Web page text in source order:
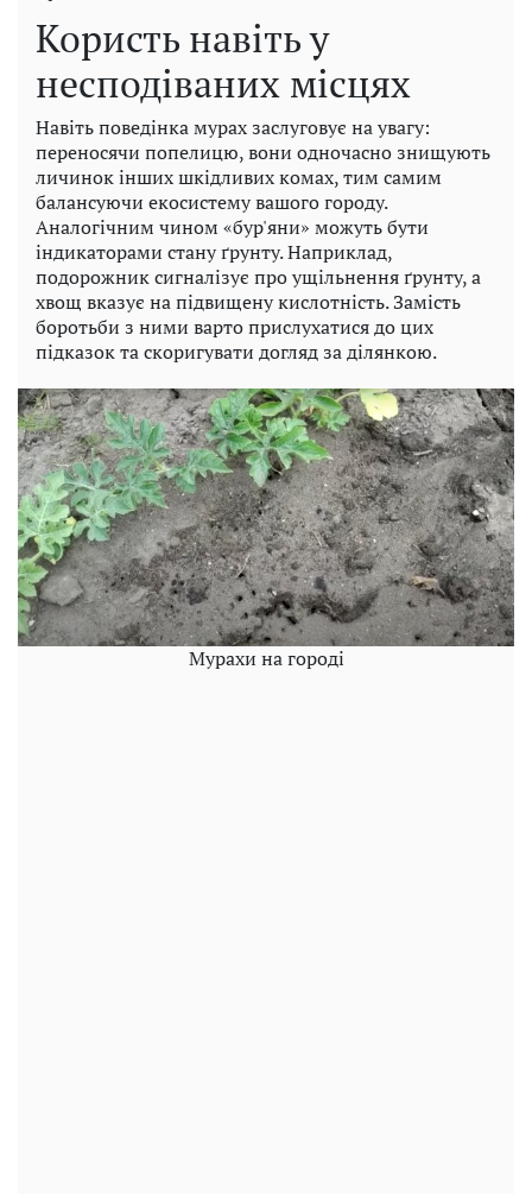
Користь навіть у
несподіваних місцях
Навіть поведінка мурах заслуговує на увагу:
переносячи попелицю, вони одночасно знищують
личинок інших шкідливих комах, тим самим
балансуючи екосистему вашого городу.
Аналогічним чином «бур'яни» можуть бути
індикаторами стану ґрунту. Наприклад,
подорожник сигналізує про ущільнення ґрунту, а
хвощ вказує на підвищену кислотність. Замість
боротьби з ними варто прислухатися до цих
підказок та скоригувати догляд за ділянкою.
Мурахи на городі